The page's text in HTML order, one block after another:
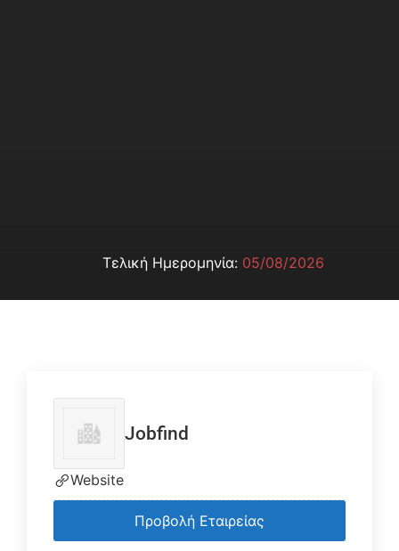
Τελική Ημερομηνία: 05/08/2026
Jobfind
Website
Προβολή Εταιρείας